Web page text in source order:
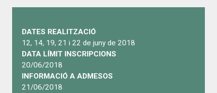
DATES REALITZACIÓ
12, 14, 19, 21 i 22 de juny de 2018
DATA LÍMIT INSCRIPCIONS
20/06/2018
INFORMACIÓ A ADMESOS
21/06/2018